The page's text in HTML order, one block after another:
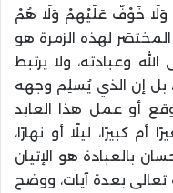
خَوْفٌ عَلَيْهِمْ وَلَا هُمْ
والاصطفاء المختصَر لهذه الزمرة هو
وعبادته، ولا يرتبط
بل إن الذي يُسلِم وجهه
أو عمل هذا العابد
كبيرًا، ليلًا أو نهارًا،
بالعبادة هو الإتيان
تعالى بعدة آيات، ووضح